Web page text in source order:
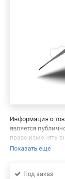
Информация о
является
право изменять
товара,
фотографиях
Показать еще
Под заказ